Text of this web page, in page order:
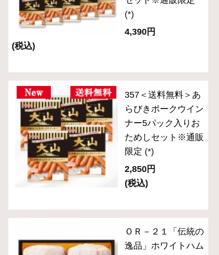
4『大山ハムおため
ＯＲ－３６「伝統の
逸品」スライスセッ
ト（５品入り） (*)
3,240円
(税込・送料別)
逸品」ブロック２種
3,240円
(税込・送料別)